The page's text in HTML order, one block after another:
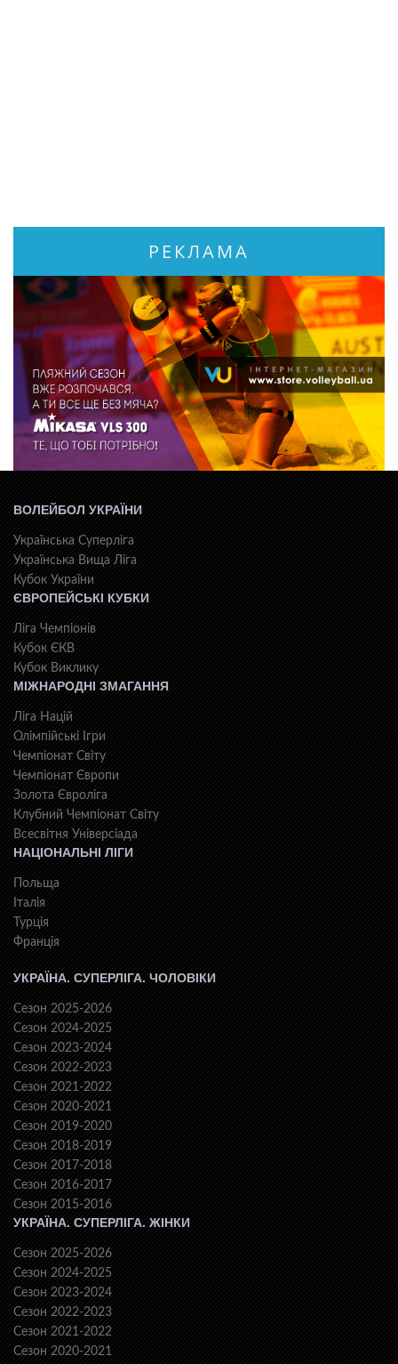
РЕКЛАМА
ВОЛЕЙБОЛ УКРАЇНИ
Українська Суперліга
Українська Вища Ліга
Кубок України
ЄВРОПЕЙСЬКІ КУБКИ
Ліга Чемпіонів
Кубок ЄКВ
Кубок Виклику
МІЖНАРОДНІ ЗМАГАННЯ
Ліга Націй
Олімпійські Ігри
Чемпіонат Світу
Чемпіонат Європи
Золота Євроліга
Клубний Чемпіонат Світу
Всесвiтня Унiверсiaда
НАЦІОНАЛЬНІ ЛІГИ
Польща
Італія
Турція
Франція
УКРАЇНА. СУПЕРЛІГА. ЧОЛОВІКИ
Сезон 2025-2026
Сезон 2024-2025
Сезон 2023-2024
Сезон 2022-2023
Сезон 2021-2022
Сезон 2020-2021
Сезон 2019-2020
Сезон 2018-2019
Сезон 2017-2018
Сезон 2016-2017
Сезон 2015-2016
УКРАЇНА. СУПЕРЛІГА. ЖІНКИ
Сезон 2025-2026
Сезон 2024-2025
Сезон 2023-2024
Сезон 2022-2023
Сезон 2021-2022
Сезон 2020-2021